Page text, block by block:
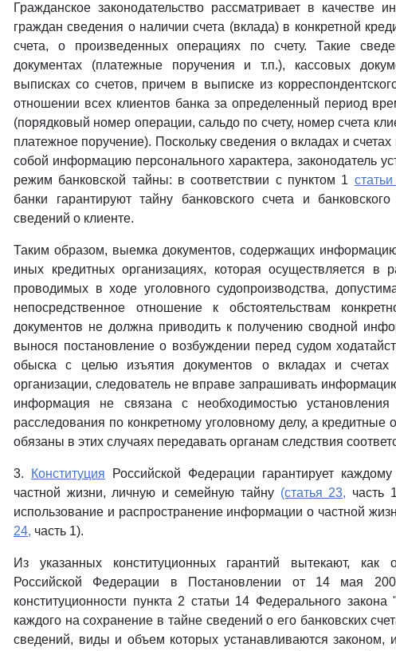
Гражданское законодательство рассматривает в качестве
граждан сведения о наличии счета (вклада) в конкретной
счета, о произведенных операциях по счету. Такие
документах (платежные поручения и т.п.), кассовых
выписках со счетов, причем в выписке из
отношении всех клиентов банка за определенный период
(порядковый номер операции, сальдо по счету, номер счета
платежное поручение). Поскольку сведения о вкладах и
собой информацию персонального характера, законодатель
режим банковской тайны: в соответствии с пунктом 1
банки гарантируют тайну банковского счета и
сведений о клиенте.
Таким образом, выемка документов, содержащих
иных кредитных организациях, которая осуществляется в
проводимых в ходе уголовного судопроизводства,
непосредственное отношение к обстоятельствам
документов не должна приводить к получению сводной
вынося постановление о возбуждении перед судом
обыска с целью изъятия документов о вкладах и
организации, следователь не вправе запрашивать
информация не связана с необходимостью установления
расследования по конкретному уголовному делу, а кредитные
обязаны в этих случаях передавать органам следствия
3. Конституция Российской Федерации гарантирует
частной жизни, личную и семейную тайну (статья 23, часть
использование и распространение информации о частной
24, часть 1).
Из указанных конституционных гарантий вытекают, как
Российской Федерации в Постановлении от 14 мая
конституционности пункта 2 статьи 14 Федерального
каждого на сохранение в тайне сведений о его банковских
сведений, виды и объем которых устанавливаются законом,